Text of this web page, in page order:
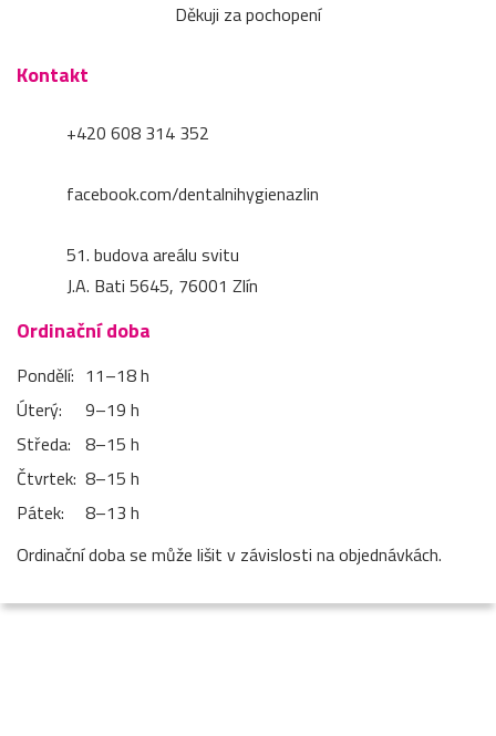
Děkuji za pochopení
Kontakt
+420 608 314 352
facebook.com/dentalnihygienazlin
51. budova areálu svitu
J.A. Bati 5645, 76001 Zlín
Ordinační doba
Pondělí: 11–⁠18 h
Úterý:
9–⁠19 h
Středa: 8–⁠15 h
Čtvrtek: 8–⁠15 h
Pátek:
8–⁠13 h
Ordinační doba se může lišit v závislosti na objednávkách.